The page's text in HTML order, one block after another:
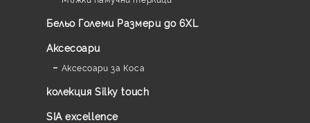
Бельо Големи Размери до 6XL
Аксесоари
Аксесоари за Коса
колекция Silky touch
SIA excellence